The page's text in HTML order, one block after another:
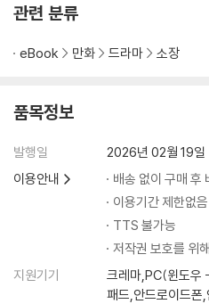
관련 분류
eBook 만화 드라마 소장
품목정보
발행일
2026년 02월 19일
이용안내
배송 없이 구매 후
이용기간 제한없음
TTS 불가능
저작권 보호를 위
지원기기
크레마,PC(윈도우
패드,안드로이드폰